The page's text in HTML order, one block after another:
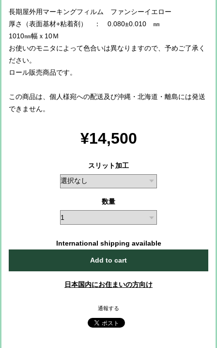
長期屋外用マーキングフィルム ファンシーイエロー
厚さ（表面基材+粘着剤） ： 0.080±0.010 ㎜
1010㎜幅ｘ10Ｍ
お使いのモニタによって色合いは異なりますので、予めご了承く
ださい。
ロール販売商品です。
この商品は、個人様宛への配送及び沖縄・北海道・離島には発送
できません。
¥14,500
スリット加工
数量
International shipping available
Add to cart
日本国内にお住まいの方向け
通報する